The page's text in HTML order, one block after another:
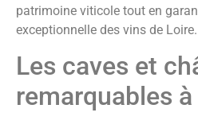
patrimoine viticole tout en
exceptionnelle des vins de Loire.
Les caves et
remarquables